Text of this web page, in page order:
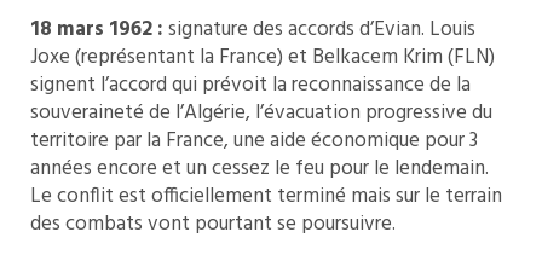
18 mars 1962 :signature des accords d’Evian. Louis
Joxe (représentant la France) et Belkacem Krim (FLN)
signent l’accord qui prévoit la reconnaissance de la
souveraineté de l’Algérie, l’évacuation progressive du
territoire par la France, une aide économique pour 3
années encore et un cessez le feu pour le lendemain.
Le conflit est officiellement terminé mais sur le terrain
des combats vont pourtant se poursuivre.